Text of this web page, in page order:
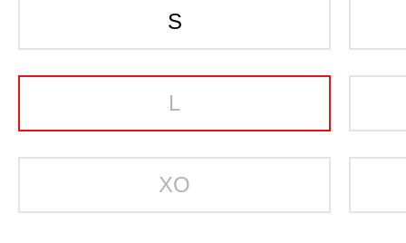
S
L
XO